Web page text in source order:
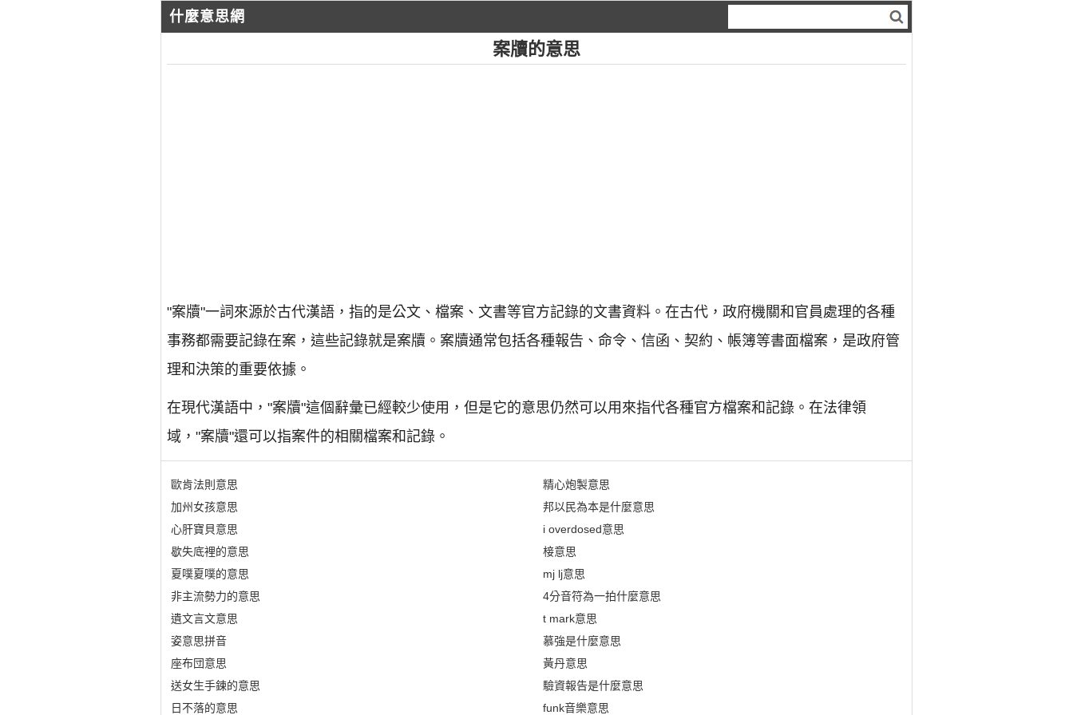
什麼意思網
案牘的意思
"案牘"一詞來源於古代漢語，指的是公文、檔案、文書等官方記錄的文書資料。在古代，政府機關和官員處理的各種
事務都需要記錄在案，這些記錄就是案牘。案牘通常包括各種報告、命令、信函、契約、帳簿等書面檔案，是政府管
理和決策的重要依據。
在現代漢語中，"案牘"這個辭彙已經較少使用，但是它的意思仍然可以用來指代各種官方檔案和記錄。在法律領
域，"案牘"還可以指案件的相關檔案和記錄。
歐肯法則意思
加州女孩意思
心肝寶貝意思
歇失底裡的意思
夏噗夏噗的意思
非主流勢力的意思
遺文言文意思
姿意思拼音
座布団意思
送女生手鍊的意思
日不落的意思
精心炮製意思
邦以民為本是什麼意思
i overdosed意思
椄意思
mj lj意思
4分音符為一拍什麼意思
t mark意思
慕強是什麼意思
黃丹意思
驗資報告是什麼意思
funk音樂意思